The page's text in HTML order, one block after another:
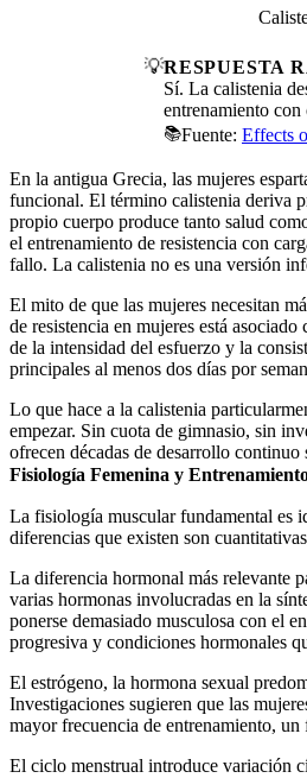
💡RESPUESTA
Sí. La calistenia
entrenamiento con
📚Fuente: Effects
En la antigua Grecia, las mujeres
funcional. El término calistenia deriva
propio cuerpo produce tanto salud
el entrenamiento de resistencia con
fallo. La calistenia no es una versión
El mito de que las mujeres necesitan
de resistencia en mujeres está
de la intensidad del esfuerzo y la
principales al menos dos días por
Lo que hace a la calistenia
empezar. Sin cuota de gimnasio, sin
ofrecen décadas de desarrollo continuo
Fisiología Femenina y
La fisiología muscular fundamental es
diferencias que existen son
La diferencia hormonal más relevante
varias hormonas involucradas en la
ponerse demasiado musculosa con el
progresiva y condiciones hormonales
El estrógeno, la hormona sexual
Investigaciones sugieren que las
mayor frecuencia de entrenamiento,
El ciclo menstrual introduce variación